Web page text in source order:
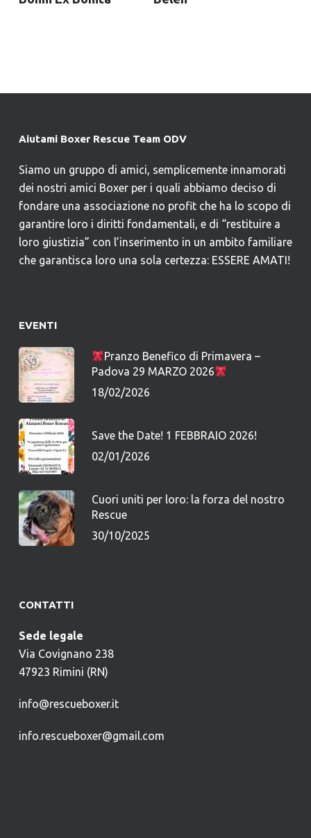
Aiutami Boxer Rescue Team ODV
Siamo un gruppo di amici, semplicemente innamorati
dei nostri amici Boxer per i quali abbiamo deciso di
fondare una associazione no profit che ha lo scopo di
garantire loro i diritti fondamentali, e di “restituire a
loro giustizia” con l’inserimento in un ambito familiare
che garantisca loro una sola certezza: ESSERE AMATI!
EVENTI
Pranzo Benefico di Primavera –
Padova 29 MARZO 2026
18/02/2026
Save the Date! 1 FEBBRAIO 2026!
02/01/2026
Cuori uniti per loro: la forza del nostro
Rescue
30/10/2025
CONTATTI
Sede legale
Via Covignano 238
47923 Rimini (RN)
info@rescueboxer.it
info.rescueboxer@gmail.com